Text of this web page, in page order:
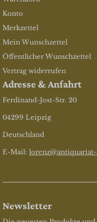
Konto
Merkzettel
Mein Wunschzettel
Öffentlicher Wunschzettel
Vertrag widerrufen
Adresse & Anfahrt
Ferdinand-Jost-Str. 20
04299 Leipzig
Deutschland
E-Mail:
Newsletter